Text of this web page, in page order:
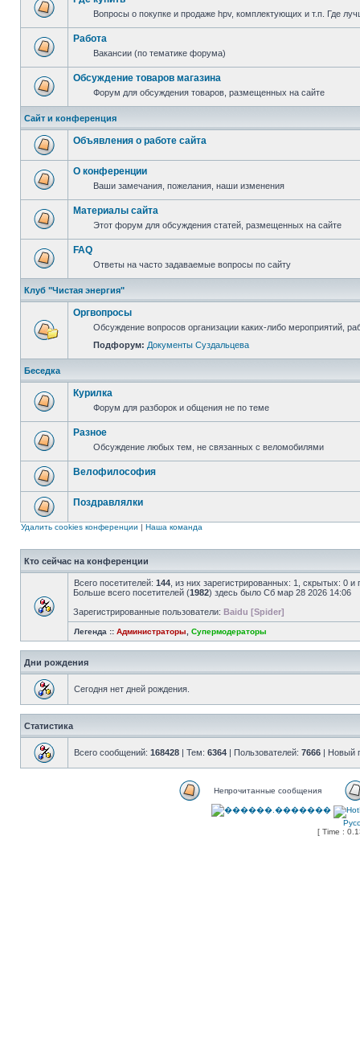
Вопросы о покупке и продаже hpv, комплектующих и т.п. Где
Работа
Вакансии (по тематике форума)
Обсуждение товаров магазина
Форум для обсуждения товаров, размещенных на сайте
Сайт и конференция
Объявления о работе сайта
О конференции
Ваши замечания, пожелания, наши изменения
Материалы сайта
Этот форум для обсуждения статей, размещенных на сайте
FAQ
Ответы на часто задаваемые вопросы по сайту
Клуб "Чистая энергия"
Оргвопросы
Обсуждение вопросов организации каких-либо мероприятий,
Подфорум: Документы Суздальцева
Беседка
Курилка
Форум для разборок и общения не по теме
Разное
Обсуждение любых тем, не связанных с веломобилями
Велофилософия
Поздравлялки
Удалить cookies конференции | Наша команда
Кто сейчас на конференции
Всего посетителей: 144 , из них зарегистрированных: 1, скрытых: 0
Больше всего посетителей (1982) здесь было Сб мар 28 2026 14:06
Зарегистрированные пользователи: Baidu [Spider]
Легенда :: Администраторы Супермодераторы
Дни рождения
Сегодня нет дней рождения.
Статистика
Всего сообщений: 168428 | Тем: 6364 | Пользователей: 7666 | Новый
Непрочитанные сообщения
[ Time :